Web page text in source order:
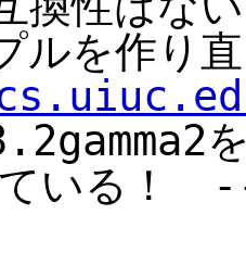
ルを作り
ている